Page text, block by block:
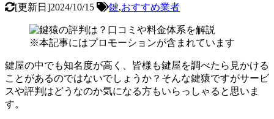
[更新日]2024/10/15
鍵,おすすめ業者
※本記事にはプロモーションが含まれています
鍵屋の中でも知名度が高く、皆様も鍵屋を調べたら見かける
ことがあるのではないでしょうか？そんな鍵猿ですがサービ
スや評判はどうなのか気になる方もいらっしゃると思いま
す。